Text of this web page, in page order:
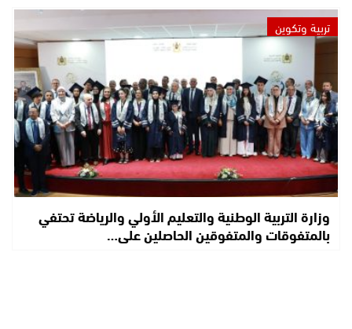
تربية وتكوين
وزارة التربية الوطنية والتعليم الأولي والرياضة تحتفي
بالمتفوقات والمتفوقين الحاصلين على…